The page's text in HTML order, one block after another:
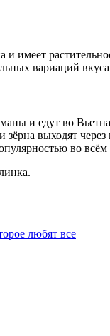
вариаций
и едут во
выходят
во
любят все